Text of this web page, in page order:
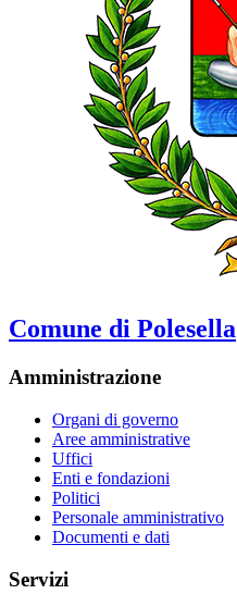
Comune di Polesella
Amministrazione
Organi di governo
Aree amministrative
Uffici
Enti e fondazioni
Politici
Personale amministrativo
Documenti e dati
Servizi